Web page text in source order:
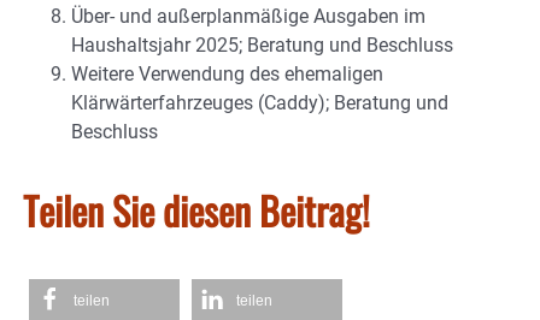
Über- und außerplanmäßige Ausgaben im
Haushaltsjahr 2025; Beratung und Beschluss
Weitere Verwendung des ehemaligen
Klärwärterfahrzeuges (Caddy); Beratung und
Beschluss
Teilen Sie diesen Beitrag!
teilen teilen